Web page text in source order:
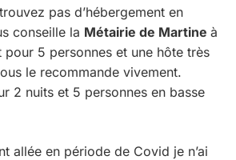
pas d’hébergement en
conseille la Métairie de Martine à
pour 5 personnes et une hôte très
le recommande vivement.
2 nuits et 5 personnes en basse
allée en période de Covid je n’ai